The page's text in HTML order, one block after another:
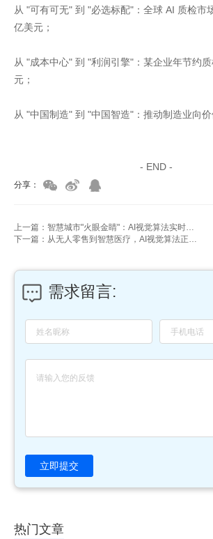
从 "可有可无" 到 "必选标配"：全球 AI 质检市
亿美元；
从 "成本中心" 到 "利润引擎"：某企业年节约
元；
从 "中国制造" 到 "中国智造"：推动制造业向价
- END -
分享：
上一篇：智慧城市"火眼金睛"：AI视觉算法实时守护道路设施安全
下一篇：从无人零售到智慧医疗，AI视觉算法正在重构生活场景
需求留言:
立即提交
热门文章